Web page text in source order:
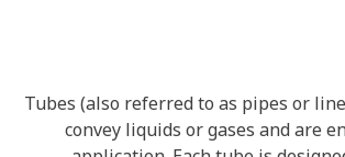
Tubes (also referred to as pipes or
convey liquids or gases and